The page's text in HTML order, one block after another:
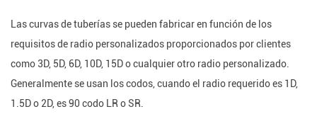
Las curvas de tuberías se pueden fabricar en función de los
requisitos de radio personalizados proporcionados por clientes
como 3D, 5D, 6D, 10D, 15D o cualquier otro radio personalizado.
Generalmente se usan los codos, cuando el radio requerido es 1D,
1.5D o 2D, es 90 codo LR o SR.